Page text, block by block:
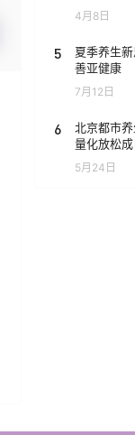
4月8日
5
夏季养生
善亚健康
7月12日
6
北京都市
量化放松
5月24日